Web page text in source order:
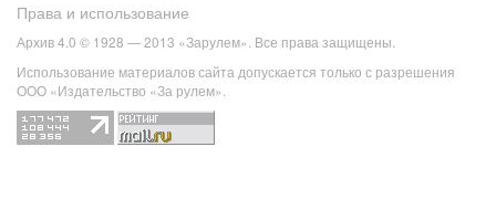
Права и использование
Архив 4.0 © 1928 — 2013 «Зарулем». Все права защищены.
Использование материалов сайта допускается только с разрешения
ООО «Издательство «За рулем».